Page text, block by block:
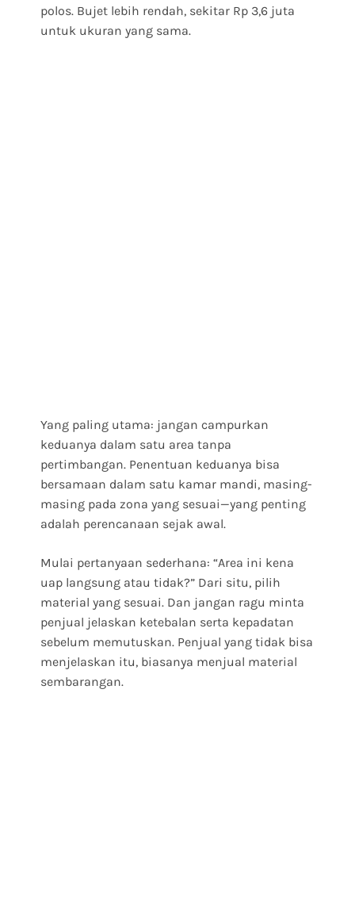
polos. Bujet lebih rendah, sekitar Rp 3,6 juta
untuk ukuran yang sama.
Yang paling utama: jangan campurkan
keduanya dalam satu area tanpa
pertimbangan. Penentuan keduanya bisa
bersamaan dalam satu kamar mandi, masing-
masing pada zona yang sesuai—yang penting
adalah perencanaan sejak awal.
Mulai pertanyaan sederhana: “Area ini kena
uap langsung atau tidak?” Dari situ, pilih
material yang sesuai. Dan jangan ragu minta
penjual jelaskan ketebalan serta kepadatan
sebelum memutuskan. Penjual yang tidak bisa
menjelaskan itu, biasanya menjual material
sembarangan.